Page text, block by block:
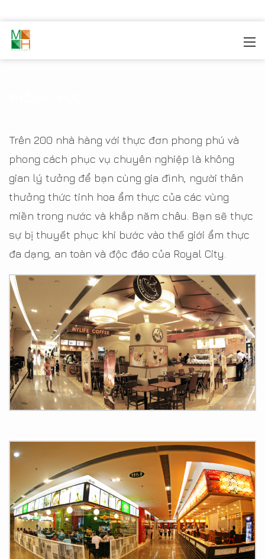
CHUNG CƯ
Trên 200 nhà hàng với thực đơn phong phú và
phong cách phục vụ chuyên nghiệp là không
gian lý tưởng để bạn cùng gia đình, người thân
thưởng thức tinh hoa ẩm thực của các vùng
miền trong nước và khắp năm châu. Bạn sẽ thực
sự bị thuyết phục khi bước vào thế giới ẩm thực
đa dạng, an toàn và độc đáo của Royal City.